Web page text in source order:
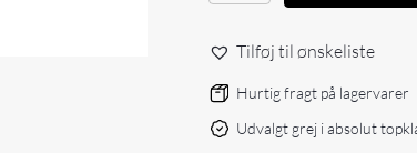
Recoil
Calibration
STANDARD
MINOR
Tilføj til ønskeliste
Hurtig fragt på lagervarer
Udvalgt grej i absolut